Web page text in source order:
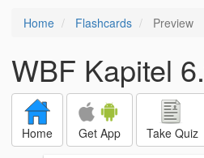
Home Flashcards Preview
WBF Kapitel
Home Get App Take Quiz